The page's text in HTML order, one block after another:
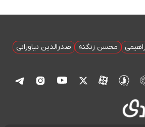
محسن زنگنه
صدرالدین نیاورانی